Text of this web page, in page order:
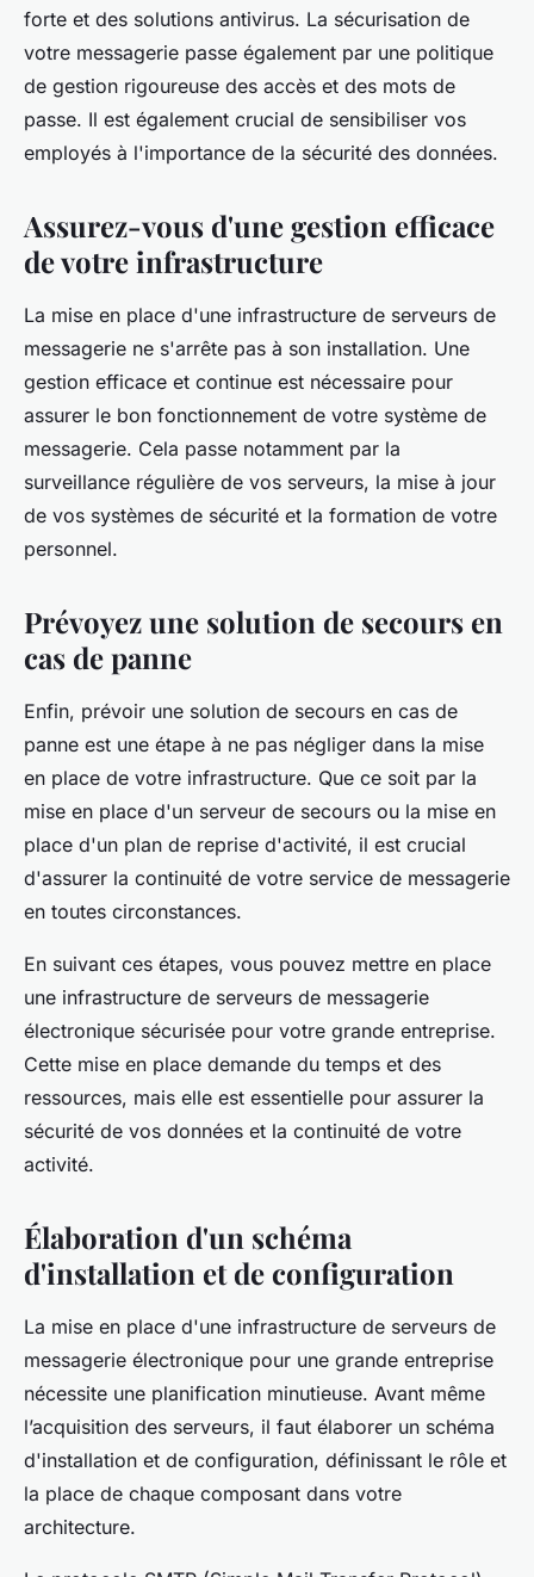
forte et des solutions antivirus. La sécurisation de
votre messagerie passe également par une politique
de gestion rigoureuse des accès et des mots de
passe. Il est également crucial de sensibiliser vos
employés à l'importance de la sécurité des données.
Assurez-vous d'une gestion efficace
de votre infrastructure
La mise en place d'une infrastructure de serveurs de
messagerie ne s'arrête pas à son installation. Une
gestion efficace et continue est nécessaire pour
assurer le bon fonctionnement de votre système de
messagerie. Cela passe notamment par la
surveillance régulière de vos serveurs, la mise à jour
de vos systèmes de sécurité et la formation de votre
personnel.
Prévoyez une solution de secours en
cas de panne
Enfin, prévoir une solution de secours en cas de
panne est une étape à ne pas négliger dans la mise
en place de votre infrastructure. Que ce soit par la
mise en place d'un serveur de secours ou la mise en
place d'un plan de reprise d'activité, il est crucial
d'assurer la continuité de votre service de messagerie
en toutes circonstances.
En suivant ces étapes, vous pouvez mettre en place
une infrastructure de serveurs de messagerie
électronique sécurisée pour votre grande entreprise.
Cette mise en place demande du temps et des
ressources, mais elle est essentielle pour assurer la
sécurité de vos données et la continuité de votre
activité.
Élaboration d'un schéma
d'installation et de configuration
La mise en place d'une infrastructure de serveurs de
messagerie électronique pour une grande entreprise
nécessite une planification minutieuse. Avant même
l’acquisition des serveurs, il faut élaborer un schéma
d'installation et de configuration, définissant le rôle et
la place de chaque composant dans votre
architecture.